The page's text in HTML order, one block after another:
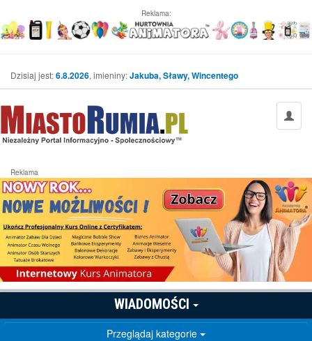
Reklama:
Dzisiaj jest:6.8.2026, imieniny:Jakuba, Sławy, Wincentego
Reklama
WIADOMOŚCI
Przeglądaj kategorie